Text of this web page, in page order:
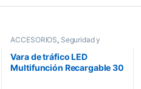
ACCESORIOS, Seguridad y
Vara luminosa
Vara de tráfico LED
Multifunción Recargable 30